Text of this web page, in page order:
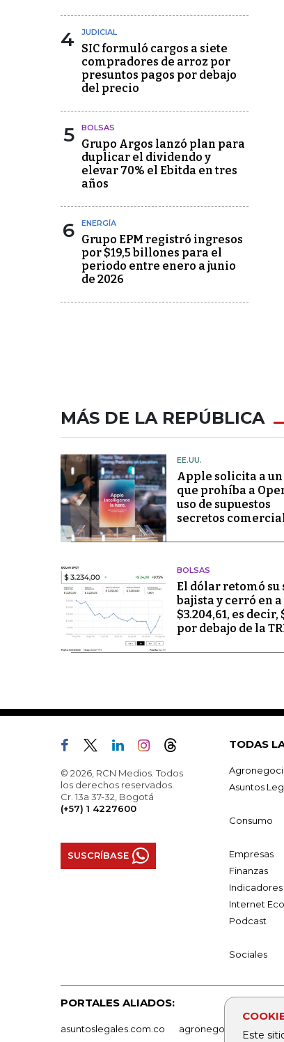
Este
4 JUDICIAL
SIC formuló cargos a siete
compradores de arroz por
presuntos pagos por debajo
del precio
5 BOLSAS
Grupo Argos lanzó plan para
duplicar el dividendo y
elevar 70% el Ebitda en tres
años
6 ENERGÍA
Grupo EPM registró ingresos
por $19,5 billones para el
periodo entre enero a junio
de 2026
MÁS DE LA REPÚBLICA
EE.UU.
Apple solicita a un
que prohíba a
uso de supuestos
secretos
BOLSAS
El dólar retomó su
bajista y cerró en a
$3.204,61, es decir,
por debajo de la
© 2026, RCN Medios. Todos
los derechos reservados.
Cr. 13a 37-32, Bogotá
(+57) 1 4227600
SUSCRÍBASE
TODAS
Asuntos
Consumo
Empresas
Finanzas
Indicadores
Internet
Podcast
Sociales
PORTALES ALIADOS:
asuntoslegales.com.co agronegocios.co